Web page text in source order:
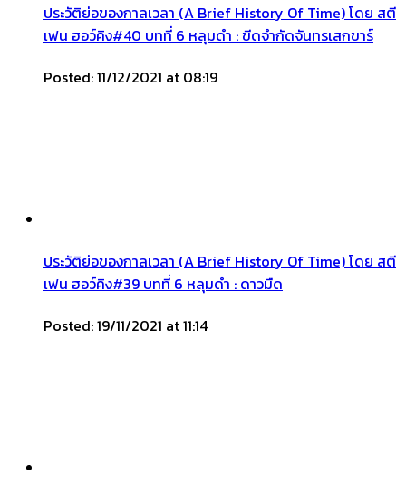
ประวัติย่อของกาลเวลา (A Brief History Of Time) โดย สตี
เฟน ฮอว์คิง#40 บทที่ 6 หลุมดำ : ขีดจำกัดจันทรเสกขาร์
Posted: 11/12/2021 at 08:19
ประวัติย่อของกาลเวลา (A Brief History Of Time) โดย สตี
เฟน ฮอว์คิง#39 บทที่ 6 หลุมดำ : ดาวมืด
Posted: 19/11/2021 at 11:14